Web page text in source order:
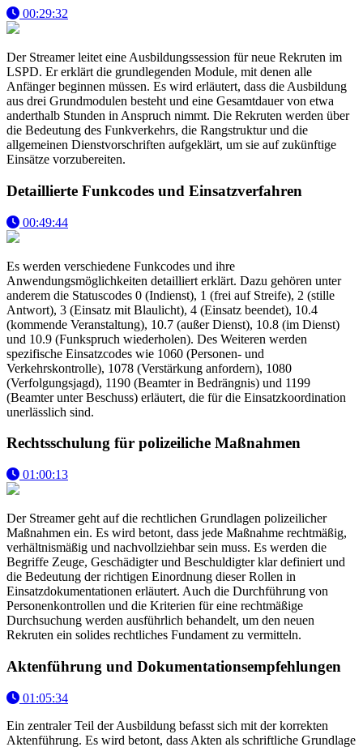
00:29:32
Der Streamer leitet eine Ausbildungssession für neue Rekruten im
LSPD. Er erklärt die grundlegenden Module, mit denen alle
Anfänger beginnen müssen. Es wird erläutert, dass die Ausbildung
aus drei Grundmodulen besteht und eine Gesamtdauer von etwa
anderthalb Stunden in Anspruch nimmt. Die Rekruten werden über
die Bedeutung des Funkverkehrs, die Rangstruktur und die
allgemeinen Dienstvorschriften aufgeklärt, um sie auf zukünftige
Einsätze vorzubereiten.
Detaillierte Funkcodes und Einsatzverfahren
00:49:44
Es werden verschiedene Funkcodes und ihre
Anwendungsmöglichkeiten detailliert erklärt. Dazu gehören unter
anderem die Statuscodes 0 (Indienst), 1 (frei auf Streife), 2 (stille
Antwort), 3 (Einsatz mit Blaulicht), 4 (Einsatz beendet), 10.4
(kommende Veranstaltung), 10.7 (außer Dienst), 10.8 (im Dienst)
und 10.9 (Funkspruch wiederholen). Des Weiteren werden
spezifische Einsatzcodes wie 1060 (Personen- und
Verkehrskontrolle), 1078 (Verstärkung anfordern), 1080
(Verfolgungsjagd), 1190 (Beamter in Bedrängnis) und 1199
(Beamter unter Beschuss) erläutert, die für die Einsatzkoordination
unerlässlich sind.
Rechtsschulung für polizeiliche Maßnahmen
01:00:13
Der Streamer geht auf die rechtlichen Grundlagen polizeilicher
Maßnahmen ein. Es wird betont, dass jede Maßnahme rechtmäßig,
verhältnismäßig und nachvollziehbar sein muss. Es werden die
Begriffe Zeuge, Geschädigter und Beschuldigter klar definiert und
die Bedeutung der richtigen Einordnung dieser Rollen in
Einsatzdokumentationen erläutert. Auch die Durchführung von
Personenkontrollen und die Kriterien für eine rechtmäßige
Durchsuchung werden ausführlich behandelt, um den neuen
Rekruten ein solides rechtliches Fundament zu vermitteln.
Aktenführung und Dokumentationsempfehlungen
01:05:34
Ein zentraler Teil der Ausbildung befasst sich mit der korrekten
Aktenführung. Es wird betont, dass Akten als schriftliche Grundlage